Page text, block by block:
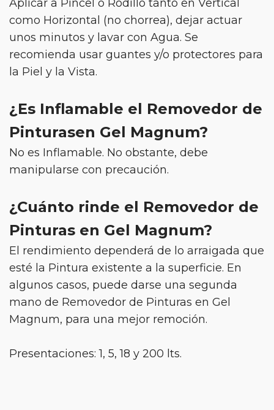
Aplicar a Pincel o Rodillo tanto en Vertical
como Horizontal (no chorrea), dejar actuar
unos minutos y lavar con Agua. Se
recomienda usar guantes y/o protectores para
la Piel y la Vista.
¿Es Inflamable el Removedor de
Pinturasen Gel Magnum?
No es Inflamable. No obstante, debe
manipularse con precaución.
¿Cuánto rinde el Removedor de
Pinturas en Gel Magnum?
El rendimiento dependerá de lo arraigada que
esté la Pintura existente a la superficie. En
algunos casos, puede darse una segunda
mano de Removedor de Pinturas en Gel
Magnum, para una mejor remoción.
Presentaciones: 1, 5, 18 y 200 lts.